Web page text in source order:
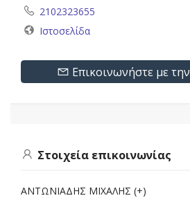
2102323655
Ιστοσελίδα
Επικοινωνήστε με
Στοιχεία επικοινωνίας
ΑΝΤΩΝΙΑΔΗΣ ΜΙΧΑΛΗΣ (+)